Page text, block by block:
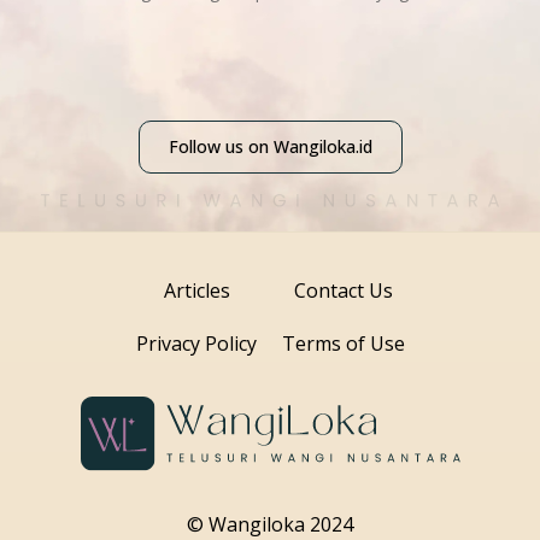
Follow us on Wangiloka.id
Articles
Contact Us
Privacy Policy
Terms of Use
© Wangiloka 2024